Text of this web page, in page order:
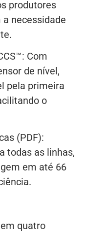
produtores
necessidade
Com
de nível,
pela primeira
o
(PDF):
todas as linhas,
em até 66
quatro